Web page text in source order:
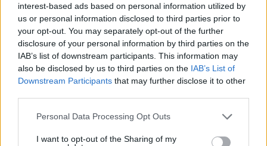
interest-based ads based on personal information utilized by
us or personal information disclosed to third parties prior to
your opt-out. You may separately opt-out of the further
disclosure of your personal information by third parties on the
IAB’s list of downstream participants. This information may
also be disclosed by us to third parties on the IAB’s List of
Downstream Participants that may further disclose it to other
Please note that this website/app uses one or more Google
not limited to your visit or usage behaviour. You may click to
Personal Data Processing Opt Outs
I want to opt-out of the Sharing of my
μποφόρ.
Θερμοκρασία: Από 13 έως 20 βαθμούς
Κελσίου.
ΕΥΒΟΙΑ
Καιρός: Γενικά αίθριος.
Ανεμοι: Ανατολικοί βορειοανατολικοί 3 με 4 και
από το βράδυ στα νότια 4 με 5 μποφόρ.